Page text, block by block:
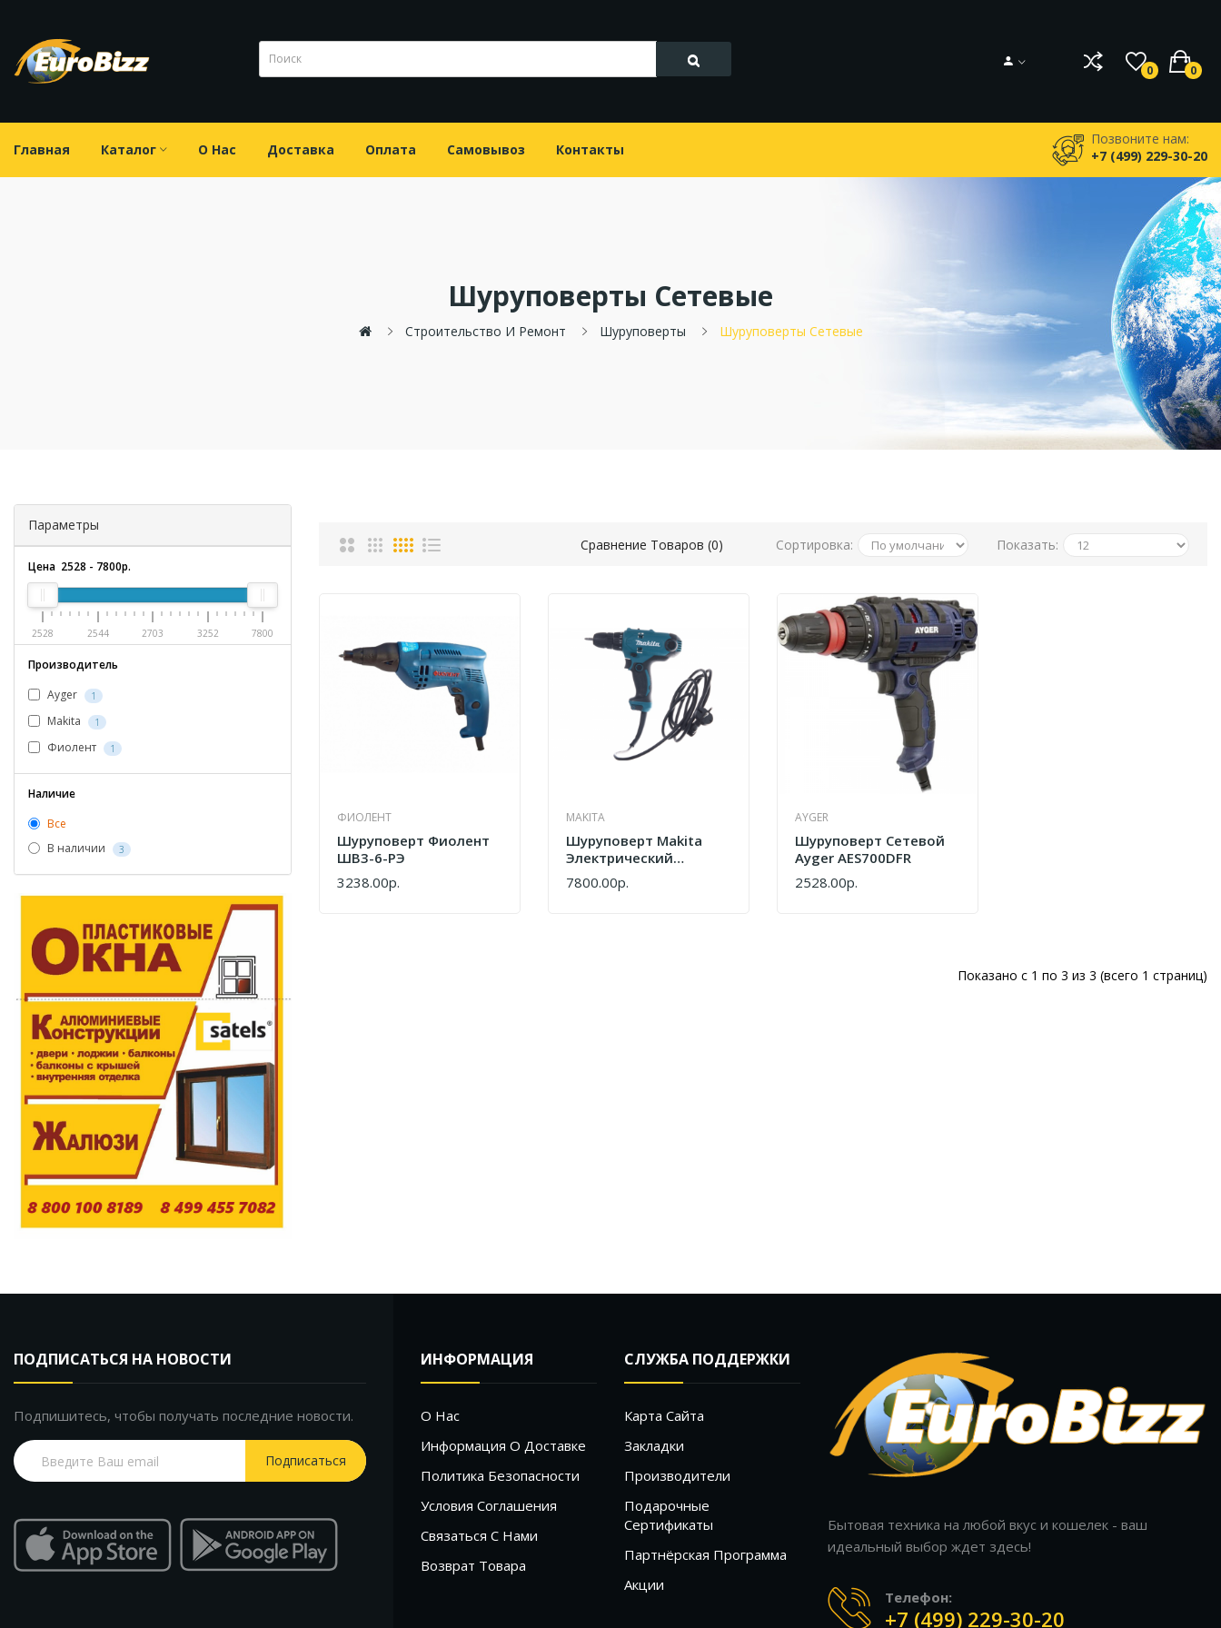
0 0
Главная Каталог О Нас Доставка Оплата Самовывоз Контакты
Позвоните нам:
+7 (499) 229-30-20
Шуруповерты Сетевые
Строительство И Ремонт Шуруповерты Шуруповерты Сетевые
Параметры
Цена 2528 - 7800р.
2528 2544 2703 3252 7800
Производитель
Ayger
1
Makita 1
Фиолент 1
Наличие
Все
В наличии
3
Сравнение Товаров (0) Сортировка: Показать:
ФИОЛЕНТ
Шуруповерт Фиолент
ШВ3-6-РЭ
3238.00р.
КУПИТЬ
MAKITA
Шуруповерт Makita
Электрический
DF0300X1
7800.00р.
КУПИТЬ
AYGER
Шуруповерт Сетевой
Ayger AES700DFR
2528.00р.
КУПИТЬ
Показано с 1 по 3 из 3 (всего 1 страниц)
ПОДПИСАТЬСЯ НА НОВОСТИ
Подпишитесь, чтобы получать последние новости.
Подписаться
ИНФОРМАЦИЯ
О Нас
Информация О Доставке
Политика Безопасности
Условия Соглашения
Связаться С Нами
Возврат Товара
СЛУЖБА ПОДДЕРЖКИ
Карта Сайта
Закладки
Производители
Подарочные
Сертификаты
Партнёрская Программа
Акции
Бытовая техника на любой вкус и кошелек - ваш
идеальный выбор ждет здесь!
Телефон:
+7 (499) 229-30-20